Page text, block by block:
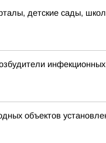
детские сады,
объектов